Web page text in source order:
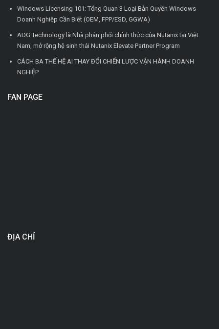
Windows Licensing 101: Tổng Quan 3 Loại Bản Quyền Windows
Doanh Nghiệp Cần Biết (OEM, FPP/ESD, GGWA)
ADG Technology là Nhà phân phối chính thức của Nutanix tại Việt
Nam, mở rộng hệ sinh thái Nutanix Elevate Partner Program
CÁCH BA THẾ HỆ AI THAY ĐỔI CHIẾN LƯỢC VẬN HÀNH DOANH
NGHIỆP
FAN PAGE
ĐỊA CHỈ